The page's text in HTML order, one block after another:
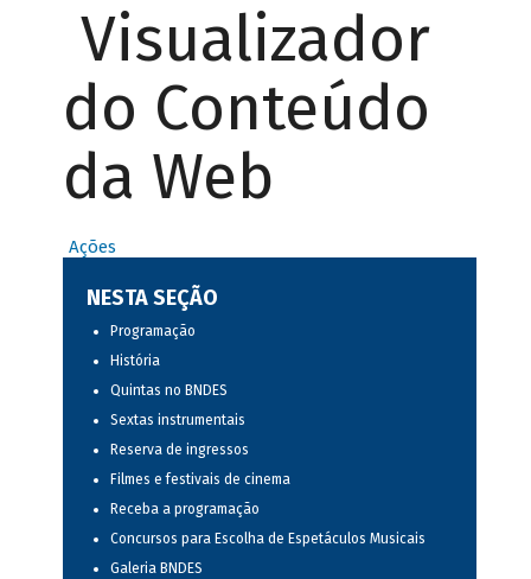
Visualizador
do Conteúdo
da Web
Ações
NESTA SEÇÃO
Programação
História
Quintas no BNDES
Sextas instrumentais
Reserva de ingressos
Filmes e festivais de cinema
Receba a programação
Concursos para Escolha de Espetáculos Musicais
Galeria BNDES